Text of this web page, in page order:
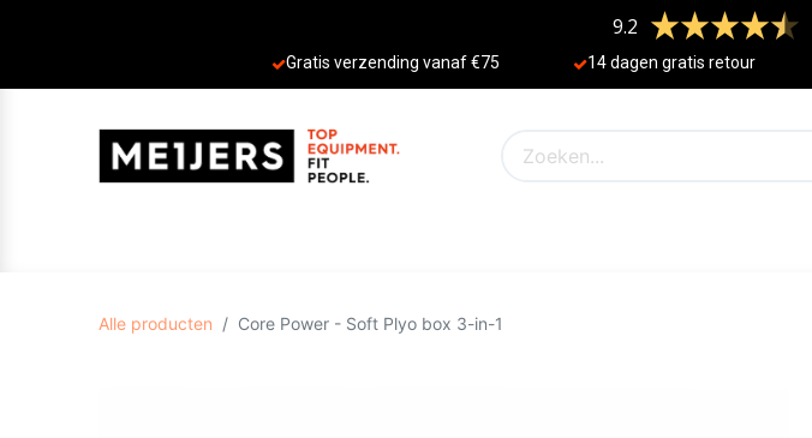
9.2
Gratis verzending vanaf €75 14 dagen gratis retour
Alle producten Core Power - Soft Plyo box 3-in-1